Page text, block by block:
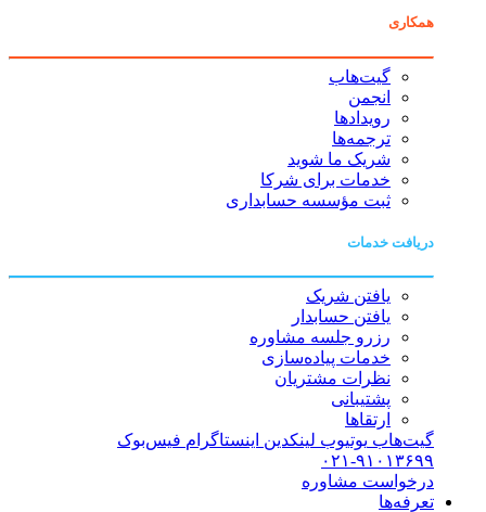
همکاری
گیت‌هاب
انجمن
رویدادها
ترجمه‌ها
شریک ما شوید
خدمات برای شرکا
ثبت مؤسسه حسابداری
دریافت خدمات
یافتن شریک
یافتن حسابدار
رزرو جلسه مشاوره
خدمات پیاده‌سازی
نظرات مشتریان
پشتیبانی
ارتقاها
گیت‌هاب یوتیوب لینکدین اینستاگرام فیس‌بوک
۰۲۱-۹۱۰۱۳۶۹۹
درخواست مشاوره
تعرفه‌ها